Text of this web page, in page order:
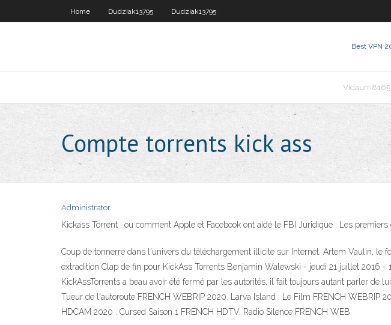
Home Dudziak13795 Dudziak13795
Best VPN
Compte torrents kick ass
Administrator
Kickass Torrent : ou comment Apple et Facebook ont aidé le FBI Juridique : Les
Coup de tonnerre dans l'univers du téléchargement illicite sur Internet. Artem Vaulin, le
extradition Clap de fin pour KickAss Torrents Benjamin Walewski - jeudi 21 juillet 2016 -
KickAssTorrents a beau avoir été fermé par les autorités, il fait toujours autant parler
Tueur de l'autoroute FRENCH WEBRIP 2020. Larva Island : Le Film FRENCH WEBRIP
HDCAM 2020 . Cursed Saison 1 FRENCH HDTV. Radio Silence FRENCH WEB